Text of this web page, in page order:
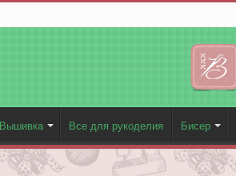
Вышивка Все для рукоделия Бисер